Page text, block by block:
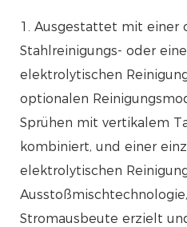
1. Ausgestattet mit einer
Stahlreinigungs- oder
elektrolytischen
optionalen
Sprühen mit vertikalem
kombiniert, und einer
elektrolytischen
Stromausbeute erzielt